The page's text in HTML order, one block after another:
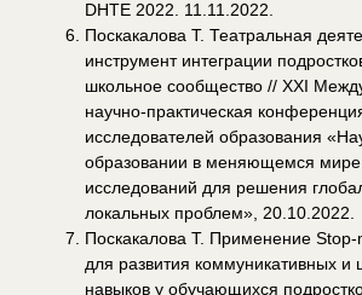
DHTE 2022. 11.11.2022.
Поскакалова Т. Театральная
инструмент интеграции
школьное сообщество // XXI
научно-практическая
исследователей образования
образовании в меняющемся
исследований для решения
локальных проблем», 20.10.2022.
Поскакалова Т. Применение
для развития коммуникативных
навыков у обучающихся